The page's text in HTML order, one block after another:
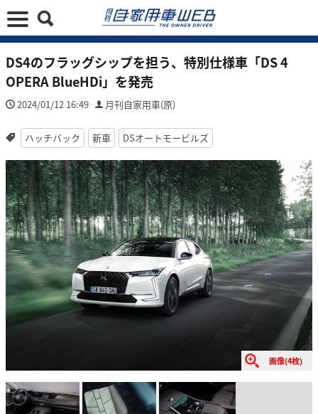
DS4のフラッグシップを担う、特別仕様車「DS 4
OPERA BlueHDi」を発売
2024/01/12 16:49 月刊自家用車(原)
ハッチバック 新車 DSオートモービルズ
画像(4枚)